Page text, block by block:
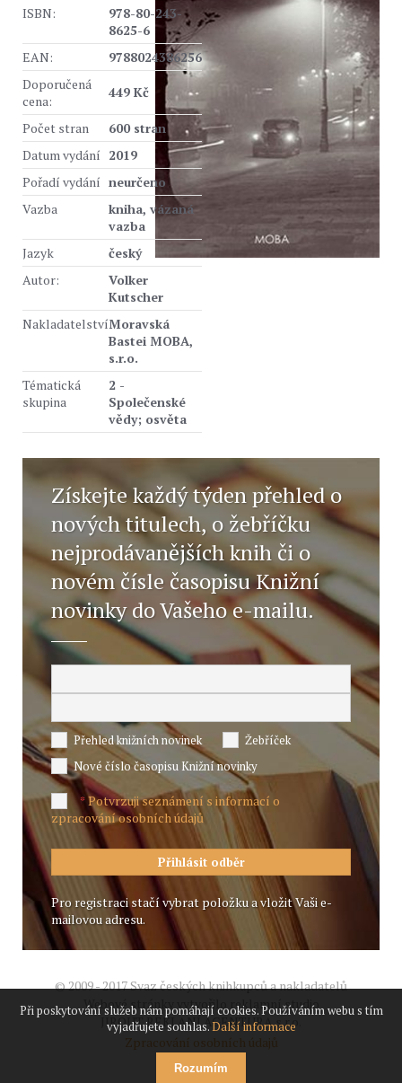
ISBN:
978-80-243-
8625-6
EAN:
9788024386256
Doporučená
cena:
449 Kč
Počet stran
600 stran
Datum vydání 2019
Pořadí vydání neurčeno
Vazba
kniha, vázaná
vazba
Jazyk
český
Autor:
Volker
Kutscher
NakladatelstvíMoravská
Bastei MOBA,
s.r.o.
Tématická
skupina
2 -
Společenské
vědy; osvěta
Získejte každý týden přehled o
nových titulech, o žebříčku
nejprodávanějších knih či o
novém čísle časopisu Knižní
novinky do Vašeho e-mailu.
Přehled knižních novinek
Žebříček
Nové číslo časopisu Knižní novinky
*Potvrzuji seznámení s informací o
zpracování osobních údajů
Pro registraci stačí vybrat položku a vložit Vaši e-
mailovou adresu.
© 2009 - 2017 Svaz českých knihkupců a nakladatelů
Webové stránky vytvořilo reklamní studio
JIROUT REKLANÍ AGENTURA s.r.o.
Zpracování osobních údajů
Při poskytování služeb nám pomáhají cookies. Používáním webu s tím
vyjadřujete souhlas.Další informace
Rozumím